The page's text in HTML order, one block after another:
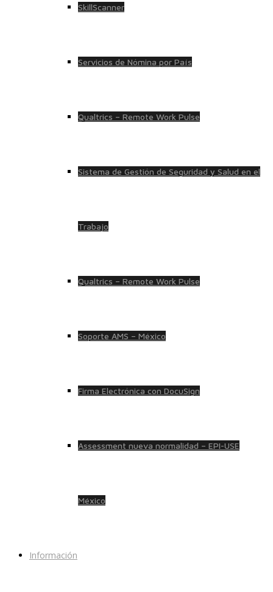
SkillScanner
Servicios de Nómina por País
Qualtrics – Remote Work Pulse
Sistema de Gestión de Seguridad y Salud en el
Trabajo
Qualtrics – Remote Work Pulse
Soporte AMS – México
Firma Electrónica con DocuSign
Assessment nueva normalidad – EPI-USE
México
Información